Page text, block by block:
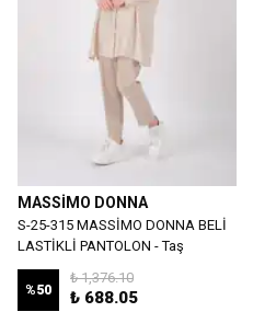
MASSİMO DONNA
S-25-315 MASSİMO DONNA BELİ
LASTİKLİ PANTOLON - Taş
%50
₺ 1,376.10
₺ 688.05